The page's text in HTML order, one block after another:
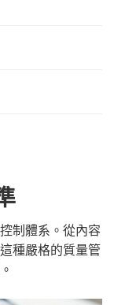
制體系。從內容
種嚴格的質量管